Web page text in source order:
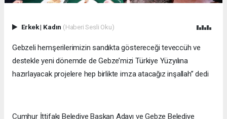
Erkek| Kadın (Haberi Sesli Oku)
Gebzeli hemşerilerimizin sandıkta göstereceği teveccüh ve
destekle yeni dönemde de Gebze’mizi Türkiye Yüzyılına
hazırlayacak projelere hep birlikte imza atacağız inşallah” dedi
Cumhur İttifakı Belediye Başkan Adayı ve Gebze Belediye